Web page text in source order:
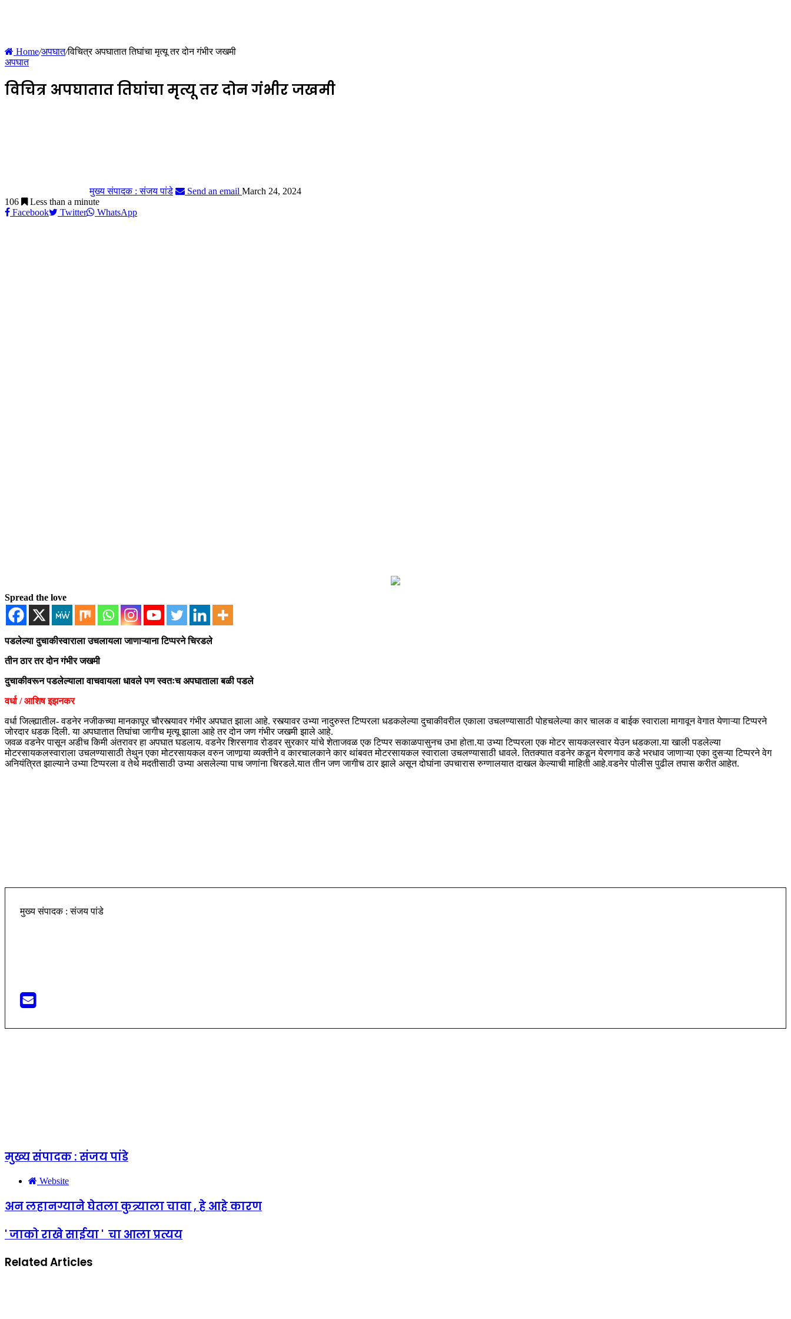
Home/अपघात/विचित्र अपघातात तिघांचा मृत्यू तर दोन गंभीर जखमी
अपघात
विचित्र अपघातात तिघांचा मृत्यू तर दोन गंभीर जखमी
मुख्य संपादक : संजय पांडे Send an email March 24, 2024
106
Less than a minute
Facebook
Twitter WhatsApp
Spread the love
पडलेल्या दुचाकीस्वाराला उचलायला जाणाऱ्याना टिप्परने चिरडले
तीन ठार तर दोन गंभीर जखमी
दुचाकीवरून पडलेल्याला वाचवायला धावले पण स्वतःच अपघाताला बळी पडले
वर्धा / आशिष इझनकर
वर्धा जिल्ह्यातील- वडनेर नजीकच्या मानकापूर चौरस्त्यावर गंभीर अपघात झाला आहे. रस्त्यावर उभ्या नादुरुस्त टिप्परला धडकलेल्या दुचाकीवरील एकाला उचलण्यासाठी पोहचलेल्या कार चालक व बाईक स्वाराला मागावून वेगात येणाऱ्या टिप्परने
जोरदार धडक दिली. या अपघातात तिघांचा जागीच मृत्यू झाला आहे तर दोन जण गंभीर जखमी झाले आहे.
जवळ वडनेर पासून अडीच किमी अंतरावर हा अपघात घडलाय. वडनेर शिरसगाव रोडवर सुरकार यांचे शेताजवळ एक टिप्पर सकाळपासुनच उभा होता.या उभ्या टिप्परला एक मोटर सायकलस्वार येउन धडकला.या खाली पडलेल्या
मोटरसायकलस्वाराला उचलण्यासाठी तेथुन एका मोटरसायकल वरुन जाणार्‍या व्यक्तीने व कारचालकाने कार थांबवत मोटरसायकल स्वाराला उचलण्यासाठी धावले. तितक्यात वडनेर कडून येरणगाव कडे भरधाव जाणाऱ्या एका दुसऱ्या टिप्परने वेग
अनियंत्रित झाल्याने उभ्या टिप्परला व तेथे मदतीसाठी उभ्या असलेल्या पाच जणांना चिरडले.यात तीन जण जागीच ठार झाले असून दोघांना उपचारास रुग्णालयात दाखल केल्याची माहिती आहे.वडनेर पोलीस पुढील तपास करीत आहेत.
मुख्य संपादक : संजय पांडे
मुख्य संपादक : संजय पांडे
Website
अन लहानग्याने घेतला कुत्र्याला चावा , हे आहे कारण
' जाको राखे साईया ' चा आला प्रत्यय
Related Articles